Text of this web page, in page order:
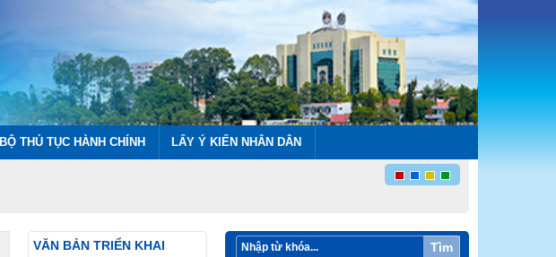
BỘ THỦ TỤC HÀNH CHÍNH LẤY Ý KIẾN NHÂN DÂN
Tìm
VĂN BẢN TRIỂN KHAI